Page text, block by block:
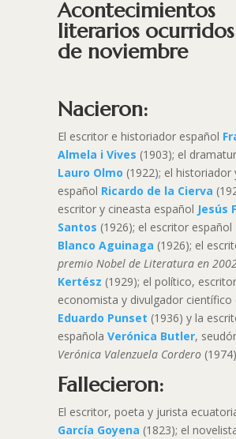
Acontecimientos
literarios
de noviembre
Nacieron:
El escritor e historiador español
Almela i Vives (1903); el
Lauro Olmo (1922); el historiador
español Ricardo de la Cierva
escritor y cineasta español Jesús
Santos (1926); el escritor español
Blanco Aguinaga (1926); el
premio Nobel de Literatura en
Kertész (1929); el político,
economista y divulgador científico
Eduardo Punset (1936) y la
española Verónica Butler,
Verónica Valenzuela Cordero
Fallecieron:
El escritor, poeta y jurista
García Goyena (1823); el